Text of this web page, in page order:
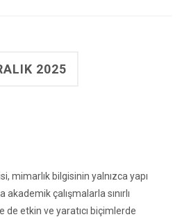
2025
mimarlık bilgisinin yalnızca yapı
çalışmalarla sınırlı
de etkin ve yaratıcı biçimlerde